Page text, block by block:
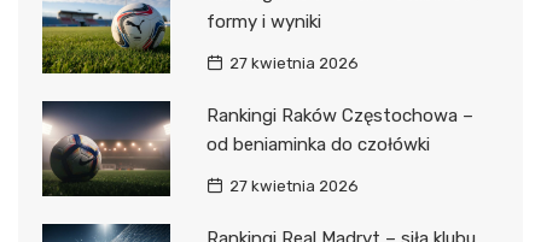
formy i wyniki
27 kwietnia 2026
Rankingi Raków Częstochowa –
od beniaminka do czołówki
27 kwietnia 2026